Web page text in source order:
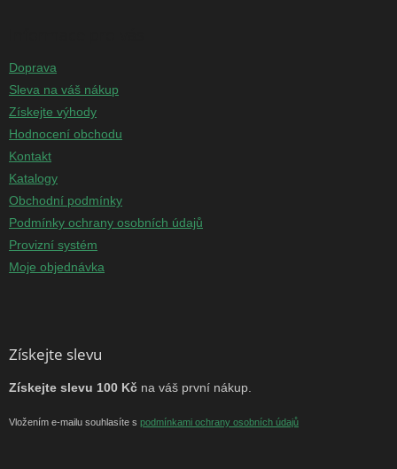
Doprava
Sleva na váš nákup
Získejte výhody
Hodnocení obchodu
Kontakt
Katalogy
Obchodní podmínky
Podmínky ochrany osobních údajů
Provizní systém
Moje objednávka
Získejte slevu
Získejte slevu 100 Kč na váš první nákup.
Vložením e-mailu souhlasíte s podmínkami ochrany osobních údajů